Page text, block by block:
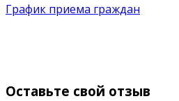
График приема граждан
Оставьте свой отзыв